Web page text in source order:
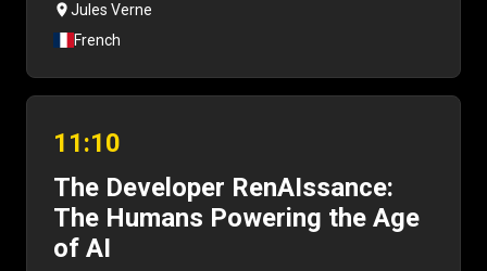
Jules Verne
French
11:10
The Developer RenAIssance:
The Humans Powering the Age
of AI